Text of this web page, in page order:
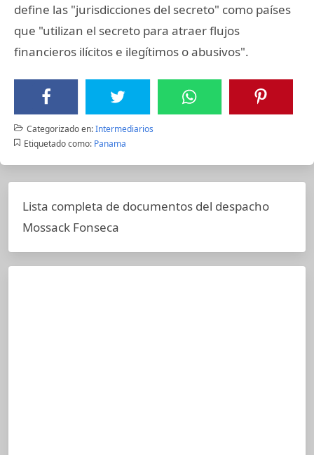
define las "jurisdicciones del secreto" como países
que "utilizan el secreto para atraer flujos
financieros ilícitos e ilegítimos o abusivos".
Categorizado en:Intermediarios
Etiquetado como: Panama
Lista completa de documentos del despacho
Mossack Fonseca